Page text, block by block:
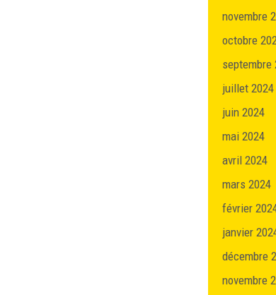
novembre
octobre
septembre
juillet 2024
juin 2024
mai 2024
avril 2024
mars 2024
février
janvier
décembre
novembre